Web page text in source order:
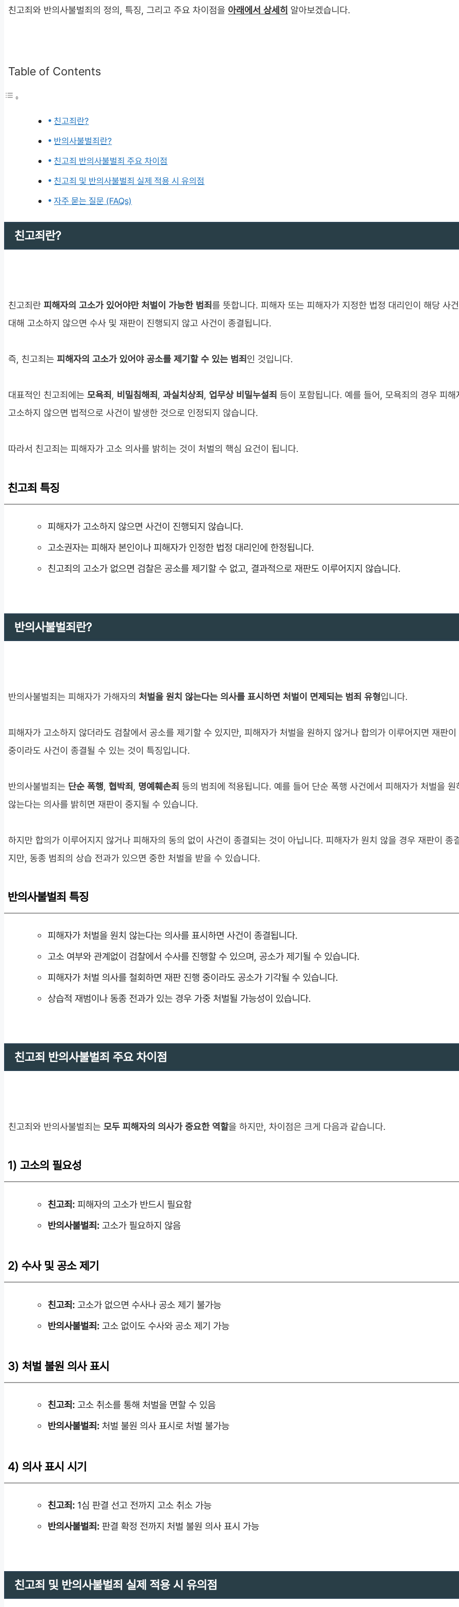
친고죄와 반의사불벌죄의 정의, 특징, 그리고 주요 차이점을 아래에서 상세히 알아보겠습니다.
Table of Contents
친고죄란?
반의사불벌죄란?
친고죄 반의사불벌죄 주요 차이점
친고죄 및 반의사불벌죄 실제 적용 시 유의점
자주 묻는 질문 (FAQs)
친고죄란?
친고죄란 피해자의 고소가 있어야만 처벌이 가능한 범죄를 뜻합니다. 피해자 또는 피해자가 지정한 법정 대리인이 해당 사건
대해 고소하지 않으면 수사 및 재판이 진행되지 않고 사건이 종결됩니다.
즉, 친고죄는 피해자의 고소가 있어야 공소를 제기할 수 있는 범죄 인 것입니다.
대표적인 친고죄에는 모욕죄 , 비밀침해죄 , 과실치상죄 , 업무상 비밀누설죄 등이 포함됩니다. 예를 들어, 모욕죄의 경우 피해
고소하지 않으면 법적으로 사건이 발생한 것으로 인정되지 않습니다.
따라서 친고죄는 피해자가 고소 의사를 밝히는 것이 처벌의 핵심 요건이 됩니다.
친고죄 특징
피해자가 고소하지 않으면 사건이 진행되지 않습니다.
고소권자는 피해자 본인이나 피해자가 인정한 법정 대리인에 한정됩니다.
친고죄의 고소가 없으면 검찰은 공소를 제기할 수 없고, 결과적으로 재판도 이루어지지 않습니다.
반의사불벌죄란?
반의사불벌죄는 피해자가 가해자의 처벌을 원치 않는다는 의사를 표시하면 처벌이 면제되는 범죄 유형입니다.
피해자가 고소하지 않더라도 검찰에서 공소를 제기할 수 있지만, 피해자가 처벌을 원하지 않거나 합의가 이루어지면 재판이
중이라도 사건이 종결될 수 있는 것이 특징입니다.
반의사불벌죄는 단순 폭행, 협박죄 , 명예훼손죄 등의 범죄에 적용됩니다. 예를 들어 단순 폭행 사건에서 피해자가 처벌을 원
않는다는 의사를 밝히면 재판이 중지될 수 있습니다.
하지만 합의가 이루어지지 않거나 피해자의 동의 없이 사건이 종결되는 것이 아닙니다. 피해자가 원치 않을 경우 재판이 종
지만, 동종 범죄의 상습 전과가 있으면 중한 처벌을 받을 수 있습니다.
반의사불벌죄 특징
피해자가 처벌을 원치 않는다는 의사를 표시하면 사건이 종결됩니다.
고소 여부와 관계없이 검찰에서 수사를 진행할 수 있으며, 공소가 제기될 수 있습니다.
피해자가 처벌 의사를 철회하면 재판 진행 중이라도 공소가 기각될 수 있습니다.
상습적 재범이나 동종 전과가 있는 경우 가중 처벌될 가능성이 있습니다.
친고죄 반의사불벌죄 주요 차이점
친고죄와 반의사불벌죄는 모두 피해자의 의사가 중요한 역할을 하지만, 차이점은 크게 다음과 같습니다.
1) 고소의 필요성
친고죄: 피해자의 고소가 반드시 필요함
반의사불벌죄: 고소가 필요하지 않음
2) 수사 및 공소 제기
친고죄: 고소가 없으면 수사나 공소 제기 불가능
반의사불벌죄: 고소 없이도 수사와 공소 제기 가능
3) 처벌 불원 의사 표시
친고죄: 고소 취소를 통해 처벌을 면할 수 있음
반의사불벌죄: 처벌 불원 의사 표시로 처벌 불가능
4) 의사 표시 시기
친고죄: 1심 판결 선고 전까지 고소 취소 가능
반의사불벌죄: 판결 확정 전까지 처벌 불원 의사 표시 가능
친고죄 및 반의사불벌죄 실제 적용 시 유의점